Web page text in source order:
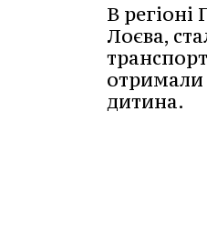
В регіоні
Лоєва,
отримали
дитина.